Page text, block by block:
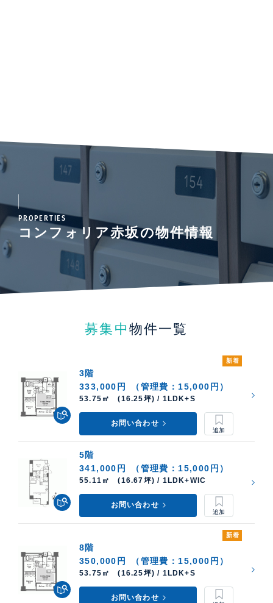
PROPERTIES
コンフォリア赤坂の物件情報
募集中 物件一覧
新着
3階
333,000円
（管理費：15,000円）
53.75㎡ (16.25坪) / 1LDK+S
お問い合わせ
5階
341,000円
（管理費：15,000円）
55.11㎡ (16.67坪) / 1LDK+WIC
お問い合わせ
新着
8階
350,000円
（管理費：15,000円）
53.75㎡ (16.25坪) / 1LDK+S
お問い合わせ